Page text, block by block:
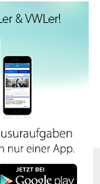
Indem